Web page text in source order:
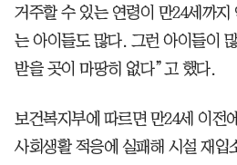
거주할 수 있는 연령이 만24세까지
는 아이들도 많다. 그런 아이들이
받을 곳이 마땅히 없다”고 했다.
보건복지부에 따르면 만24세 이전
사회생활 적응에 실패해 시설 재입